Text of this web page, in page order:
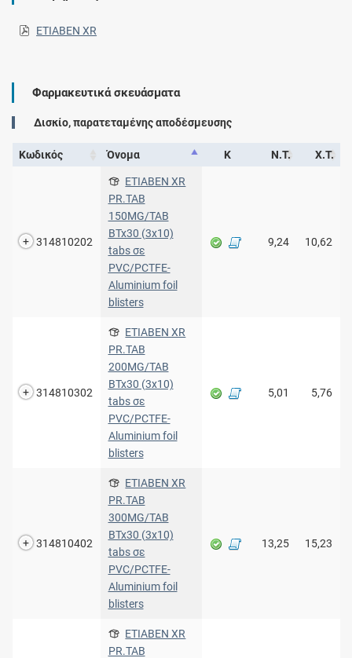
ETIABEN XR
Φαρμακευτικά σκευάσματα
Δισκίο, παρατεταμένης αποδέσμευσης
Κωδικός Όνομα Κ Ν.Τ. Χ.Τ.
314810202
ETIABEN XR
PR.TAB
150MG/TAB
BTx30 (3x10)
tabs σε
PVC/PCTFE-
Aluminium foil
blisters
9,24 10,62
314810302
ETIABEN XR
PR.TAB
200MG/TAB
BTx30 (3x10)
tabs σε
PVC/PCTFE-
Aluminium foil
blisters
5,01 5,76
314810402
ETIABEN XR
PR.TAB
300MG/TAB
BTx30 (3x10)
tabs σε
PVC/PCTFE-
Aluminium foil
blisters
13,25 15,23
ETIABEN XR
PR.TAB